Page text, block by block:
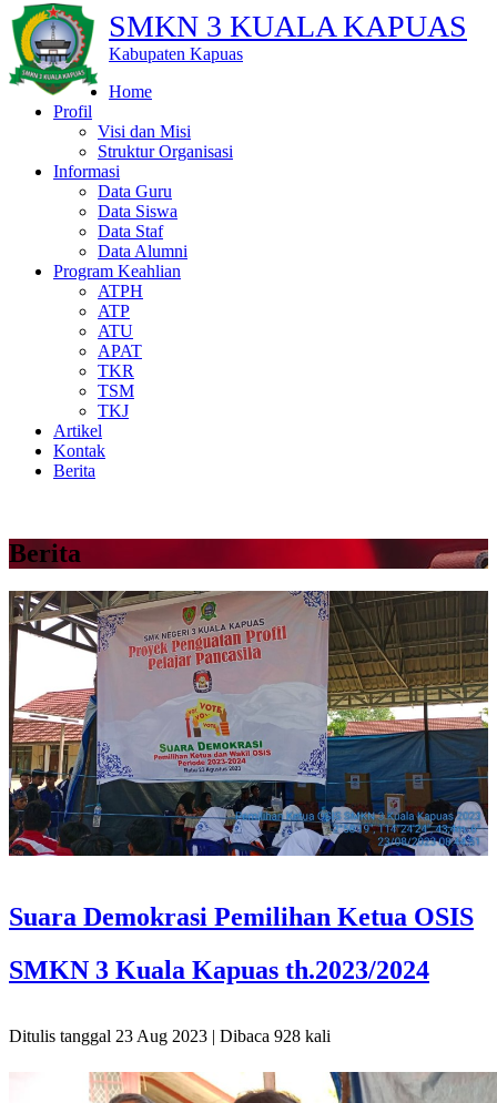
SMKN 3 KUALA KAPUAS
Kabupaten Kapuas
Home
Profil
Visi dan Misi
Struktur Organisasi
Informasi
Data Guru
Data Siswa
Data Staf
Data Alumni
Program Keahlian
ATPH
ATP
ATU
APAT
TKR
TSM
TKJ
Artikel
Kontak
Berita
Berita
Suara Demokrasi Pemilihan Ketua OSIS
SMKN 3 Kuala Kapuas th.2023/2024
Ditulis tanggal 23 Aug 2023 | Dibaca 928 kali